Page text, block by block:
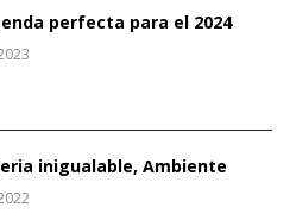
perfecta para el 2024
inigualable, Ambiente